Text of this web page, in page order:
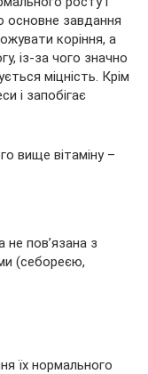
основне завдання
коріння, а
із-за чого значно
міцність. Крім
і запобігає
вище вітаміну –
не пов’язана з
(себореєю,
їх нормального